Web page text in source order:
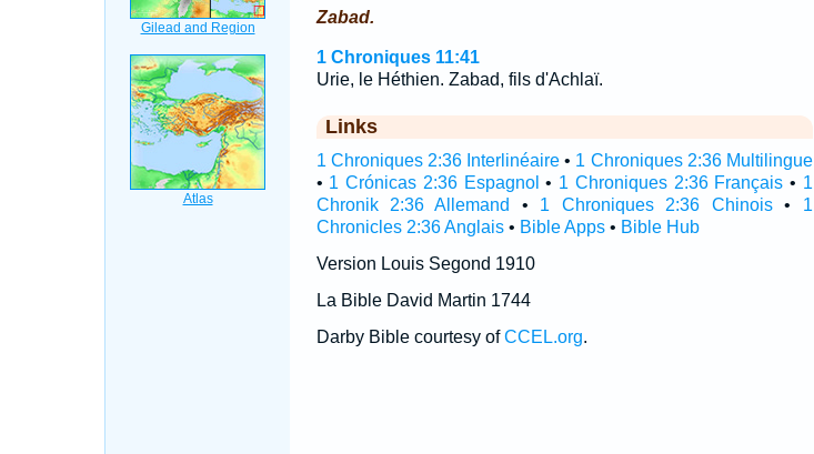
Zabad.
1 Chroniques 11:41
Urie, le Héthien. Zabad, fils d'Achlaï.
Links
1 Chroniques 2:36 Interlinéaire • 1 Chroniques 2:36 Multilingue
• 1 Crónicas 2:36 Espagnol • 1 Chroniques 2:36 Français • 1
Chronik 2:36 Allemand
• 1 Chroniques 2:36 Chinois• 1
Chronicles 2:36 Anglais• Bible Apps• Bible Hub
Version Louis Segond 1910
La Bible David Martin 1744
Darby Bible courtesy ofCCEL.org.